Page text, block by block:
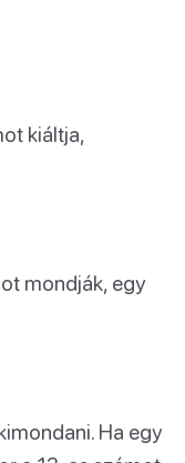
kiáltja,
mondják, egy
Ha egy